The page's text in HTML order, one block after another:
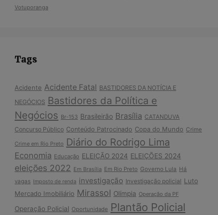
Votuporanga
Tags
Acidente Acidente Fatal BASTIDORES DA NOTÍCIA E
NEGÓCIOS Bastidores da Política e
Negócios Br-153 Brasileirão Brasília CATANDUVA
Concurso Público Conteúdo Patrocinado Copa do Mundo Crime
Crime em Rio Preto Diário do Rodrigo Lima
Economia Educação ELEIÇÃO 2024 ELEIÇÕES 2024
eleições 2022 Em Brasília Em Rio Preto Governo Lula Há
vagas
Imposto de renda investigação Investigação policial Luto
Mercado Imobiliário Mirassol Olímpia Operação da PF
Operação Policial Oportunidade Plantão Policial